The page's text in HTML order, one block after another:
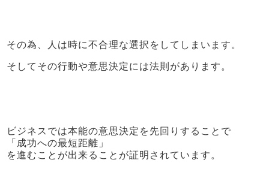
その為、人は時に不合理な選択をしてしまいます。
そしてその行動や意思決定には法則があります。
ビジネスでは本能の意思決定を先回りすることで
「成功への最短距離」
を進むことが出来ることが証明されています。